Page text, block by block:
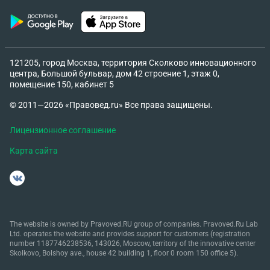
заявлением. Оцените правомерность действий
сотрудников полиции? 4. Жительница
Абрамян обратилась в местный отдел внутренних
дел с заявлением, в котором просила возбудить
уголовное дело по факту совершения в
отношении нее хулиганских действий ее соседкой
перед подъездом нецензурно оскорбляла ее и ее
сына, унижала их национальное достоинство,
называла «чурками» и «хачами», бросала в них
камнями. В какой форме и каким органом будет
расследоваться данное преступление? . 5.
убийство осужденного Рогозина по мотиву
личных неприязненных отношений.
Исправительное учреждение располагается в 35
121205, город Москва, территория Сколково инновационного
центра, Большой бульвар, дом 42 строение 1, этаж 0,
помещение 150, кабинет 5
© 2011—2026 «Правовед.ru» Все права защищены.
Лицензионное соглашение
Карта сайта
The website is owned by Pravoved.RU group of companies. Pravoved.Ru Lab
Ltd. operates the website and provides support for customers (registration
number 1187746238536, 143026, Moscow, territory of the innovative center
Skolkovo, Bolshoy ave., house 42 building 1, floor 0 room 150 office 5).